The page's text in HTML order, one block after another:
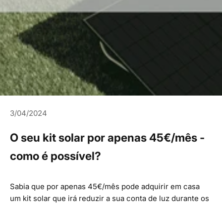
3/04/2024
O seu kit solar por apenas 45€/mês -
como é possível?
Sabia que por apenas 45€/mês pode adquirir em casa
um kit solar que irá reduzir a sua conta de luz durante os